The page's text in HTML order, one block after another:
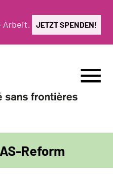
Arbeit. JETZT SPENDEN!
menu
Reform